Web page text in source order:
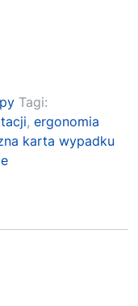
Tagi:
, ergonomia
karta wypadku